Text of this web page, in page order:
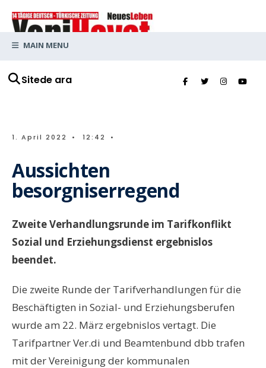
Sitede ara
MAIN MENU
1. April 2022 • 12:42 •
Aussichten
besorgniserregend
Zweite Verhandlungsrunde im Tarifkonflikt
Sozial und Erziehungsdienst ergebnislos
beendet.
Die zweite Runde der Tarifverhandlungen für die
Beschäftigten in Sozial- und Erziehungsberufen
wurde am 22. März ergebnislos vertagt. Die
Tarifpartner Ver.di und Beamtenbund dbb trafen
mit der Vereinigung der kommunalen